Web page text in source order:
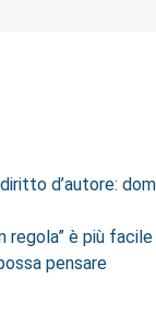
d’autore:
regola” è più facile
pensare